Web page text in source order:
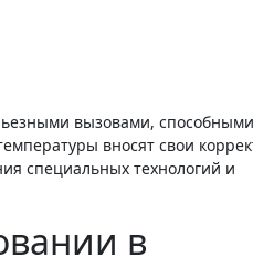
вызовами, способными
вносят свои
специальных технологий и
в